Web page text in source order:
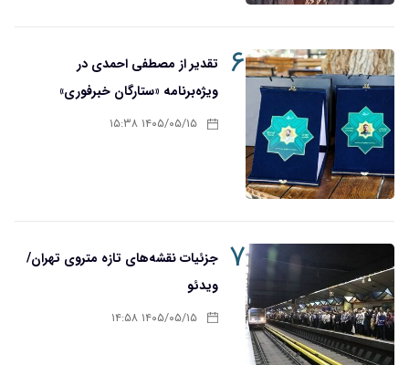
۶
تقدیر از مصطفی احمدی در
ویژه‌برنامه «ستارگان خبرفوری»
۱۴۰۵/۰۵/۱۵ ۱۵:۳۸
۷ جزئیات نقشه‌های تازه متروی تهران/
ویدئو
۱۴۰۵/۰۵/۱۵ ۱۴:۵۸